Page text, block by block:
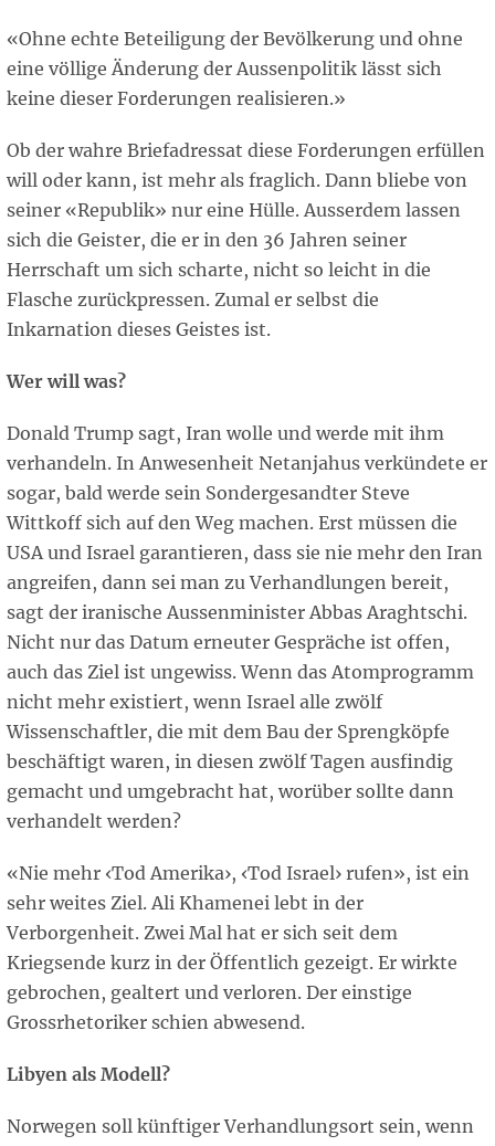
«Ohne echte Beteiligung der Bevölkerung und ohne
eine völlige Änderung der Aussenpolitik lässt sich
keine dieser Forderungen realisieren.»
Ob der wahre Briefadressat diese Forderungen erfüllen
will oder kann, ist mehr als fraglich. Dann bliebe von
seiner «Republik» nur eine Hülle. Ausserdem lassen
sich die Geister, die er in den 36 Jahren seiner
Herrschaft um sich scharte, nicht so leicht in die
Flasche zurückpressen. Zumal er selbst die
Inkarnation dieses Geistes ist.
Wer will was?
Donald Trump sagt, Iran wolle und werde mit ihm
verhandeln. In Anwesenheit Netanjahus verkündete er
sogar, bald werde sein Sondergesandter Steve
Wittkoff sich auf den Weg machen. Erst müssen die
USA und Israel garantieren, dass sie nie mehr den Iran
angreifen, dann sei man zu Verhandlungen bereit,
sagt der iranische Aussenminister Abbas Araghtschi.
Nicht nur das Datum erneuter Gespräche ist offen,
auch das Ziel ist ungewiss. Wenn das Atomprogramm
nicht mehr existiert, wenn Israel alle zwölf
Wissenschaftler, die mit dem Bau der Sprengköpfe
beschäftigt waren, in diesen zwölf Tagen ausfindig
gemacht und umgebracht hat, worüber sollte dann
verhandelt werden?
«Nie mehr ‹Tod Amerika›, ‹Tod Israel› rufen», ist ein
sehr weites Ziel. Ali Khamenei lebt in der
Verborgenheit. Zwei Mal hat er sich seit dem
Kriegsende kurz in der Öffentlich gezeigt. Er wirkte
gebrochen, gealtert und verloren. Der einstige
Grossrhetoriker schien abwesend.
Libyen als Modell?
Norwegen soll künftiger Verhandlungsort sein, wenn